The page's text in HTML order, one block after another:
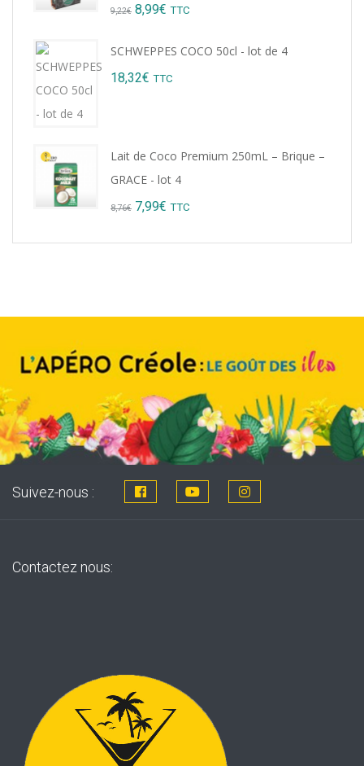
9,22€ Original
8,99€ Current
TTC
SCHWEPPES COCO 50cl - lot de 4
18,32€ TTC
Lait de Coco Premium 250mL – Brique –
GRACE - lot 4
8,76€ Original
7,99€ Current
TTC
Suivez-nous :
Contactez nous: